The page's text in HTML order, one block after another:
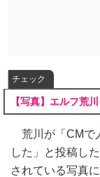
チェック
【写真】エルフ荒
荒川が「CMで
した」と投稿し
されている写真